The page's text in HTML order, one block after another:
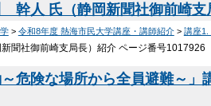
幹人 氏（静岡新聞社御前崎支
> 令和8年度 熱海市民大学講座・講師紹介> 講座1.
聞社御前崎支局長）紹介 ページ番号
危険な場所から全員避難～